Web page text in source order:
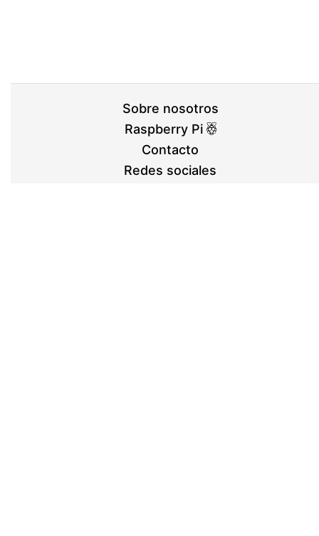
Sobre nosotros
Raspberry Pi
Contacto
Redes sociales